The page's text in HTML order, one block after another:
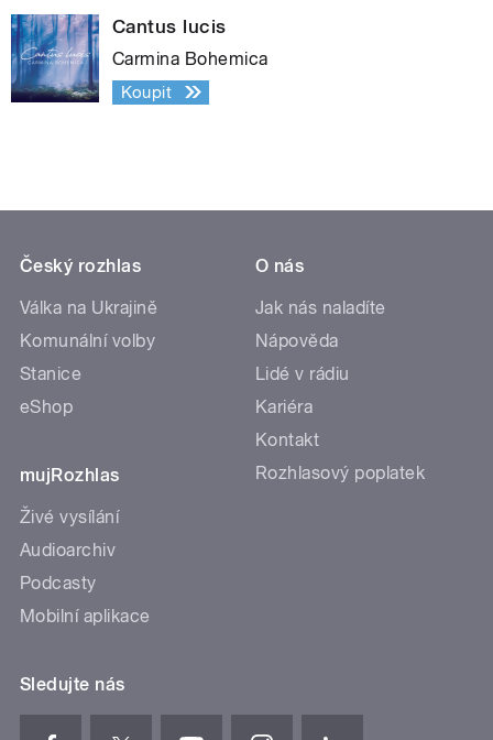
Cantus lucis
Carmina Bohemica
Koupit
Český rozhlas
Válka na Ukrajině
Komunální volby
Stanice
eShop
mujRozhlas
Živé vysílání
Audioarchiv
Podcasty
Mobilní aplikace
O nás
Jak nás naladíte
Nápověda
Lidé v rádiu
Kariéra
Kontakt
Rozhlasový poplatek
Sledujte nás